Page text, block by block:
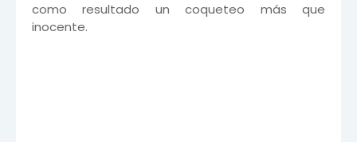
como resultado un coqueteo más que
inocente.